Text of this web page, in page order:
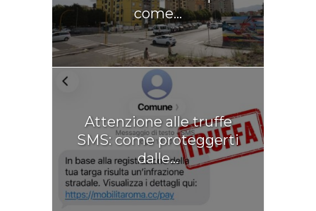
come...
Attenzione alle truffe
SMS: come proteggerti
dalle...